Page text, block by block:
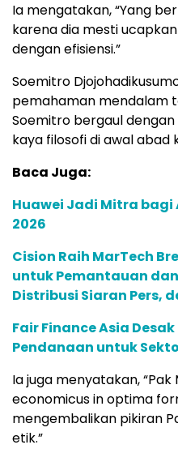
Ia mengatakan, “Yang
karena dia mesti
dengan efisiensi.”
Soemitro
pemahaman mendalam
Soemitro bergaul
kaya filosofi di awal abad
Baca Juga:
Huawei Jadi Mitra bagi
2026
Cision Raih MarTech
untuk Pemantauan
Distribusi Siaran Pers,
Fair Finance Asia
Pendanaan untuk
Ia juga menyatakan,
economicus in optima
mengembalikan pikiran
etik.”